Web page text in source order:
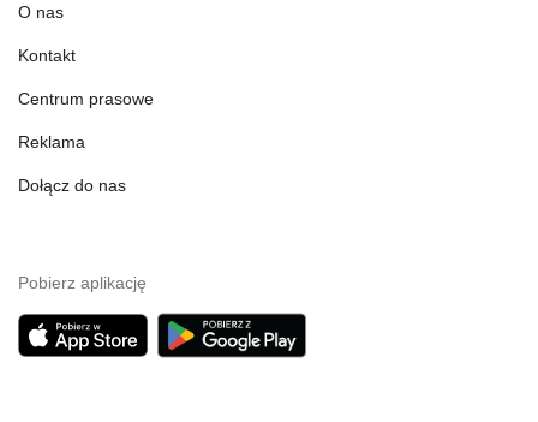
O nas
Kontakt
Centrum prasowe
Reklama
Dołącz do nas
Pobierz aplikację